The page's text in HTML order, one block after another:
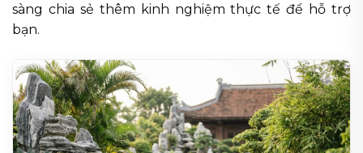
sàng chia sẻ thêm kinh nghiệm thực tế để hỗ trợ
bạn.